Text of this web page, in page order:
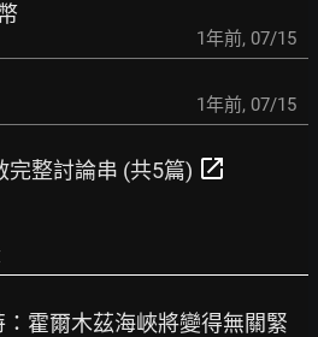
1年前, 07/15
1年前, 07/15
完整討論串 (共5篇) open_in_new
：霍爾木茲海峽將變得無關緊